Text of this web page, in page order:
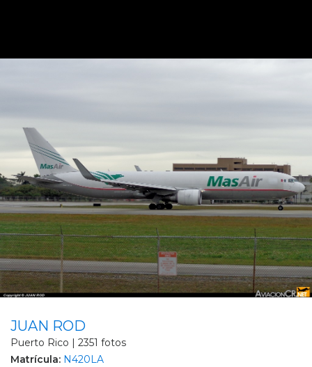
JUAN ROD
Puerto Rico | 2351 fotos
Matrícula: N420LA